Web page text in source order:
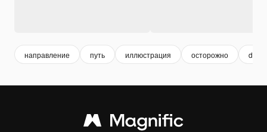
направление путь иллюстрация осторожно drive